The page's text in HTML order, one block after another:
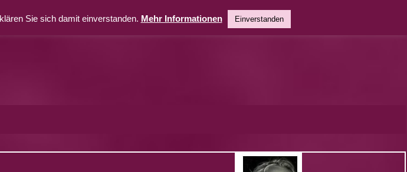
Sie sich damit einverstanden. Mehr Informationen Einverstanden